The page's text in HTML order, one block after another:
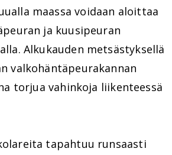
maassa voidaan aloittaa
ja kuusipeuran
Alkukauden metsästyksellä
valkohäntäpeurakannan
torjua vahinkoja liikenteessä
tapahtuu runsaasti